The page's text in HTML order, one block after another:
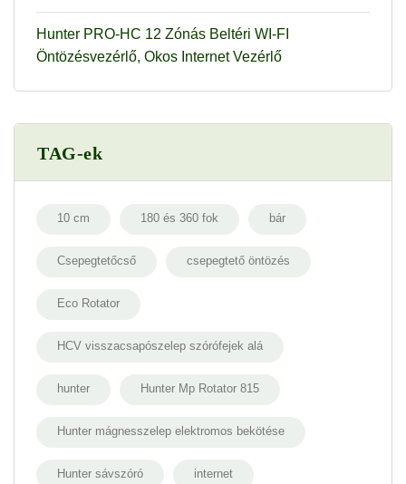
Hunter PRO-HC 12 Zónás Beltéri WI-FI
Öntözésvezérlő, Okos Internet Vezérlő
TAG-ek
10 cm 180 és 360 fok bár
Csepegtetőcső csepegtető öntözés
Eco Rotator
HCV visszacsapószelep szórófejek alá
hunter Hunter Mp Rotator 815
Hunter mágnesszelep elektromos bekötése
Hunter sávszóró internet